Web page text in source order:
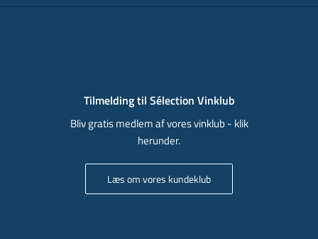
Tilmelding til Sélection Vinklub
Bliv gratis medlem af vores vinklub - klik
herunder.
Læs om vores kundeklub